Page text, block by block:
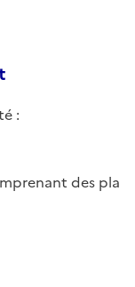
:
des pla